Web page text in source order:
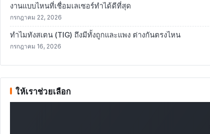
งานแบบไหนที่เชื่อมเลเซอร์ทำได้ดีที่สุด
กรกฎาคม 22, 2026
ทำไมทังสเตน (TIG) ถึงมีทั้งถูกและแพง ต่างกันตรงไหน
กรกฎาคม 16, 2026
ให้เราช่วยเลือก